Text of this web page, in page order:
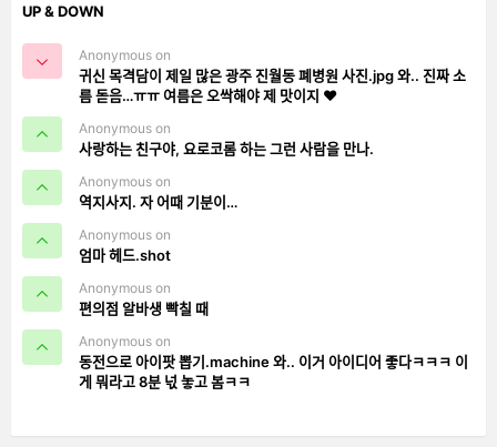
UP & DOWN
Anonymous on
귀신 목격담이 제일 많은 광주 진월동 폐병원 사진.jpg 와.. 진짜 소
름 돋음…ㅠㅠ 여름은 오싹해야 제 맛이지 ❤️
Anonymous on
사랑하는 친구야, 요로코롬 하는 그런 사람을 만나.
Anonymous on
역지사지. 자 어때 기분이…
Anonymous on
엄마 헤드.shot
Anonymous on
편의점 알바생 빡칠 때
Anonymous on
동전으로 아이팟 뽑기.machine 와.. 이거 아이디어 좋다ㅋㅋㅋ 이
게 뭐라고 8분 넋 놓고 봄ㅋㅋ